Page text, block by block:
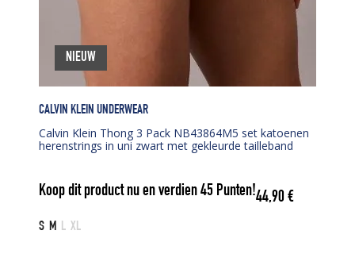
CALVIN KLEIN UNDERWEAR
Calvin Klein Thong 3 Pack NB43864M5 set katoenen
herenstrings in uni zwart met gekleurde tailleband
Koop dit product nu en verdien45 Punten!44,90€
S M L XL
NIEUW